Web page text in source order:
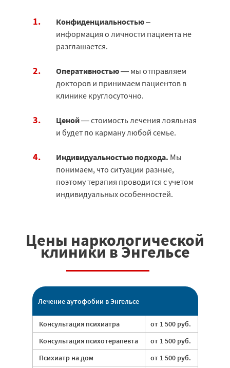
Конфиденциальностью–
информация о личности пациента не
разглашается.
Оперативностью— мы отправляем
докторов и принимаем пациентов в
клинике круглосуточно.
Ценой— стоимость лечения лояльная
и будет по карману любой семье.
Индивидуальностью подхода. Мы
понимаем, что ситуации разные,
поэтому терапия проводится с учетом
индивидуальных особенностей.
Цены наркологической
клиники в Энгельсе
Лечение аутофобии в Энгельсе
Консультация психиатра
от 1 500 руб.
Консультация психотерапевта
от 1 500 руб.
Психиатр на дом
от 1 500 руб.